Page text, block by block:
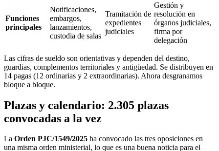
Funciones
principales
Notificaciones,
embargos,
lanzamientos,
custodia de salas
Tramitación de
expedientes
judiciales
Gestión y
resolución en
órganos judiciales,
firma por
delegación
Las cifras de sueldo son orientativas y dependen del destino,
guardias, complementos territoriales y antigüedad. Se distribuyen en
14 pagas (12 ordinarias y 2 extraordinarias). Ahora desgranamos
bloque a bloque.
Plazas y calendario: 2.305 plazas
convocadas a la vez
La Orden PJC/1549/2025 ha convocado las tres oposiciones en
una misma orden ministerial, lo que es una buena noticia para el